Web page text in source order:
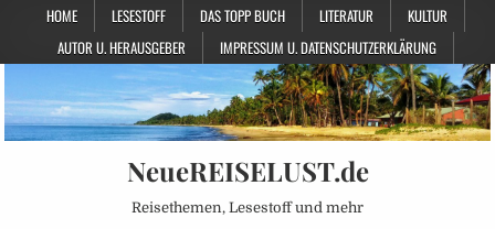
HOME LESESTOFF DAS TOPP BUCH LITERATUR
KULTUR
AUTOR U. HERAUSGEBER
IMPRESSUM U. DATENSCHUTZERKLÄRUNG
NeueREISELUST.de
Reisethemen, Lesestoff und mehr